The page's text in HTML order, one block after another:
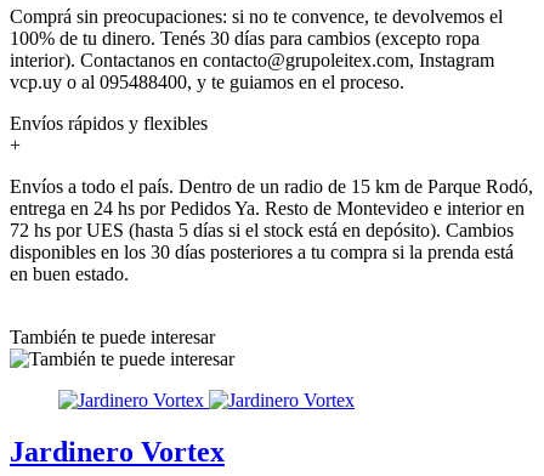
Comprá sin preocupaciones: si no te convence, te devolvemos el
100% de tu dinero. Tenés 30 días para cambios (excepto ropa
interior). Contactanos en contacto@grupoleitex.com, Instagram
vcp.uy o al 095488400, y te guiamos en el proceso.
Envíos rápidos y flexibles
+
Envíos a todo el país. Dentro de un radio de 15 km de Parque Rodó,
entrega en 24 hs por Pedidos Ya. Resto de Montevideo e interior en
72 hs por UES (hasta 5 días si el stock está en depósito). Cambios
disponibles en los 30 días posteriores a tu compra si la prenda está
en buen estado.
También te puede interesar
Jardinero Vortex